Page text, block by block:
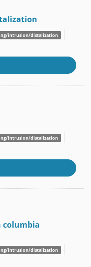
intrusion/distalization
intrusion/distalization
columbia
intrusion/distalization